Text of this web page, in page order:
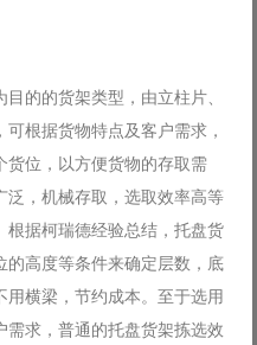
的的货架类型，由立柱片、
根据货物特点及客户需求，
货位，以方便货物的存取需
泛，机械存取，选取效率高等
根据柯瑞德经验总结，托盘货
的高度等条件来确定层数，底
用横梁，节约成本。至于选用
求，普通的托盘货架拣选效